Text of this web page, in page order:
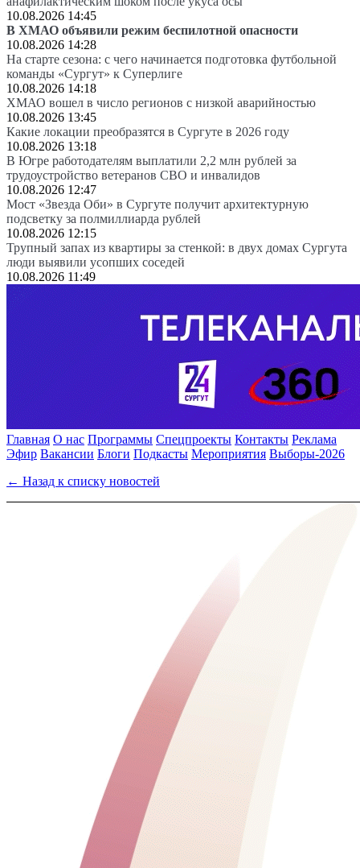
10.08.2026 14:45
В ХМАО объявили режим беспилотной опасности
10.08.2026 14:28
На старте сезона: с чего начинается подготовка футбольной
команды «Сургут» к Суперлиге
10.08.2026 14:18
ХМАО вошел в число регионов с низкой аварийностью
10.08.2026 13:45
Какие локации преобразятся в Сургуте в 2026 году
10.08.2026 13:18
В Югре работодателям выплатили 2,2 млн рублей за
трудоустройство ветеранов СВО и инвалидов
10.08.2026 12:47
Мост «Звезда Оби» в Сургуте получит архитектурную
подсветку за полмиллиарда рублей
10.08.2026 12:15
Трупный запах из квартиры за стенкой: в двух домах Сургута
люди выявили усопших соседей
10.08.2026 11:49
Главная О нас Программы Спецпроекты Контакты Реклама
Эфир Вакансии Блоги Подкасты Мероприятия Выборы-2026
← Назад к списку новостей